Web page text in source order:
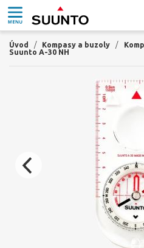
Úvod / Kompasy a buzoly /
Suunto A-30 NH